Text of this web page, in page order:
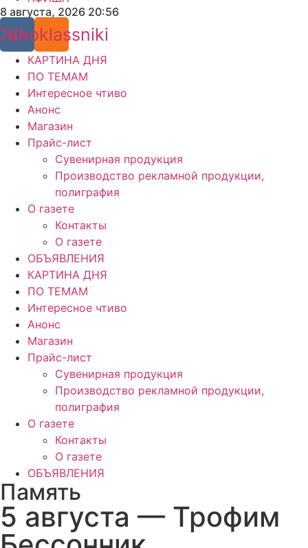
8 августа, 2026 20:56
Vk
КАРТИНА ДНЯ
ПО ТЕМАМ
Интересное чтиво
Анонс
Магазин
Прайс-лист
Сувенирная продукция
Производство рекламной продукции,
полиграфия
О газете
Контакты
О газете
ОБЪЯВЛЕНИЯ
КАРТИНА ДНЯ
ПО ТЕМАМ
Интересное чтиво
Анонс
Магазин
Прайс-лист
Сувенирная продукция
Производство рекламной продукции,
полиграфия
О газете
Контакты
О газете
ОБЪЯВЛЕНИЯ
Память
5 августа — Трофим